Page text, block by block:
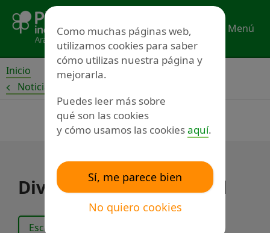
contenido
Menú
Inicio
Noticias
Diversión en comunidad
Escuchar el texto
Como muchas páginas web,
utilizamos cookies para saber
cómo utilizas nuestra página y
mejorarla.
Puedes leer más sobre
qué son las cookies
y cómo usamos las cookiesaquí.
Sí, me parece bien
No quiero cookies